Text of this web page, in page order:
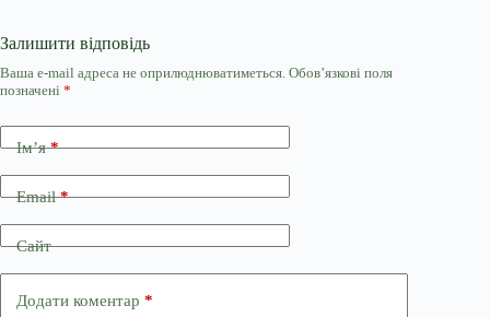
Залишити відповідь
Ваша e-mail адреса не оприлюднюватиметься. Обов’язкові поля
позначені *
Ім’я*
Email*
Сайт
Додати коментар *